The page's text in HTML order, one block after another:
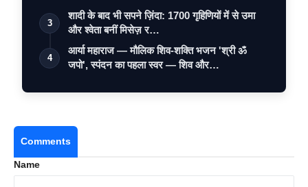
3
शादी के बाद भी सपने ज़िंदा: 1700 गृहिणियों में से उमा
और श्वेता बनीं मिसेज़ र…
4
आर्या महाराज — मौलिक शिव-शक्ति भजन 'श्री ॐ
जपो', स्पंदन का पहला स्वर — शिव और…
Comments
Name